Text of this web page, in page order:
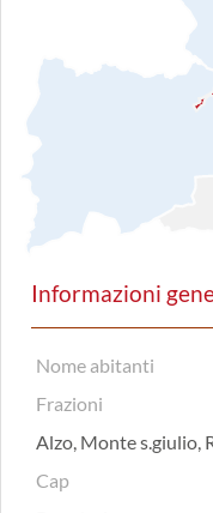
Informazioni
Nome abitanti
Frazioni
Alzo, Monte s.giulio,
Cap